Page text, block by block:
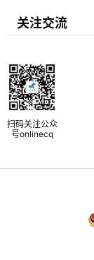
关注交流
扫码关注公众
号onlinecq